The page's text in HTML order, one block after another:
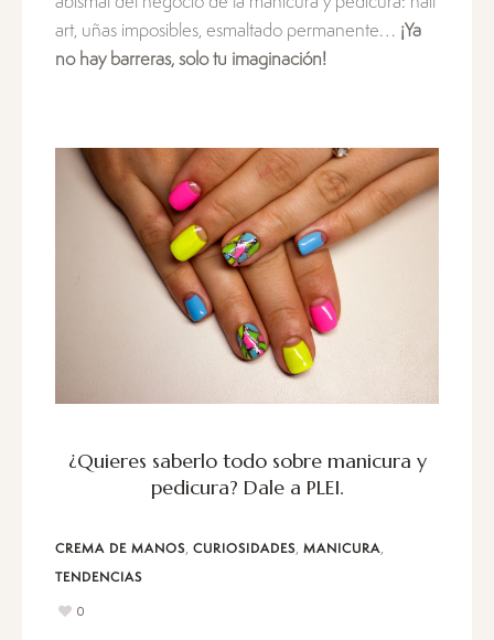
art, uñas imposibles, esmaltado permanente… ¡Ya
no hay barreras, solo tu imaginación!
¿Quieres saberlo todo sobre manicura y
pedicura? Dale a PLEI.
CREMA DE MANOS, CURIOSIDADES, MANICURA,
TENDENCIAS
0